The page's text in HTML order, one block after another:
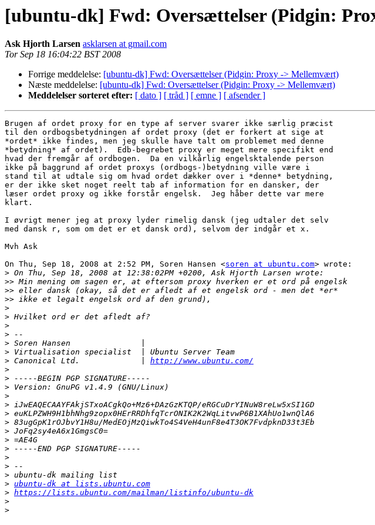
[ubuntu-dk] Fwd: Oversættelser (Pidgin:
Ask Hjorth Larsen asklarsen at gmail.com
Tor Sep 18 16:04:22 BST 2008
Forrige meddelelse: [ubuntu-dk] Fwd: Oversættelser (Pidgin: Proxy -> Mellemvært)
Næste meddelelse: [ubuntu-dk] Fwd: Oversættelser (Pidgin: Proxy -> Mellemvært)
Meddelelser sorteret efter: [ dato ] [ tråd ] [ emne ] [ afsender ]
Brugen af ordet proxy for en type af server svarer ikke særlig præcist
til den ordbogsbetydningen af ordet proxy (det er forkert at sige at
*ordet* ikke findes, men jeg skulle have talt om problemet med denne
*betydning* af ordet).  Edb-begrebet proxy er meget mere specifikt end
hvad der fremgår af ordbogen.  Da en vilkårlig engelsktalende person
ikke på baggrund af ordet proxys (ordbogs-)betydning ville være i
stand til at udtale sig om hvad ordet dækker over i *denne* betydning,
er der ikke sket noget reelt tab af information for en dansker, der
læser ordet proxy og ikke forstår engelsk.  Jeg håber dette var mere
klart.
I øvrigt mener jeg at proxy lyder rimelig dansk (jeg udtaler det selv
med dansk r, som om det er et dansk ord), selvom der indgår et x.
Mvh Ask
On Thu, Sep 18, 2008 at 2:52 PM, Soren Hansen <soren at ubuntu.com> wrote:
>
>>
>>
>>
>
>
>
>
>
>
> Canonical Ltd.             | http://www.ubuntu.com/
>
>
>
>
>
>
>
>
>
>
>
>
>
> ubuntu-dk at lists.ubuntu.com
> https://lists.ubuntu.com/mailman/listinfo/ubuntu-dk
>
>